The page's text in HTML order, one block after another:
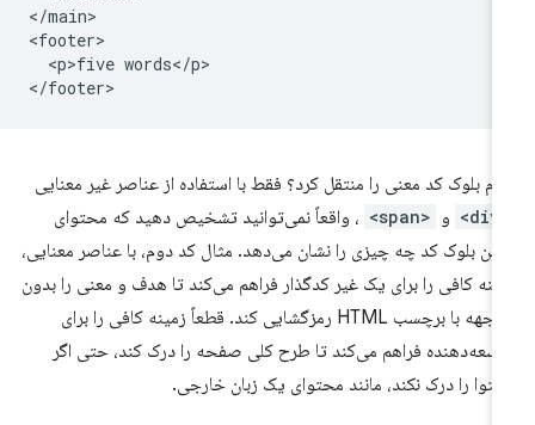
</main>
<footer>
  <p>five words</p>
بلوک کد معنی را منتقل کرد؟ فقط با استفاده از عناصر غیر معنایی
و
، واقعاً نمی‌توانید تشخیص دهید که محتوای
بلوک کد چه چیزی را نشان می‌دهد. مثال کد دوم، با عناصر معنایی،
کافی را برای یک غیر کدگذار فراهم می‌کند تا هدف و معنی را بدون
مواجهه با برچسب HTML رمزگشایی کند. قطعاً زمینه کافی را برای
فراهم می‌کند تا طرح کلی صفحه را درک کند، حتی اگر
را درک نکند، مانند محتوای یک زبان خارجی.